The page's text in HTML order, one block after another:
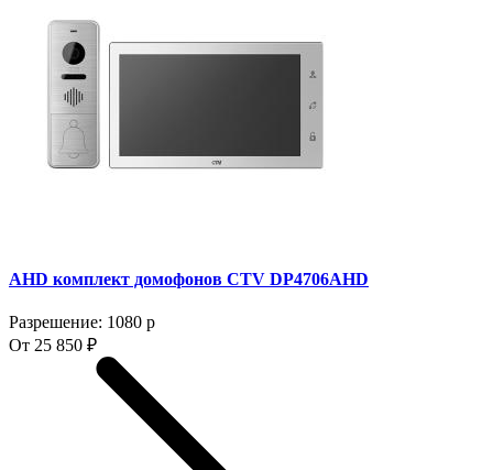
AHD комплект домофонов CTV DP4706AHD
Разрешение: 1080 p
От 25 850 ₽